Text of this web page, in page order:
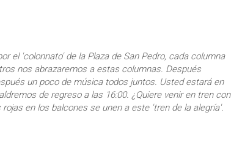
el 'colonnato' de la Plaza de San Pedro, cada columna
nos abrazaremos a estas columnas. Después
un poco de música todos juntos. Usted estará en
de regreso a las 16:00. ¿Quiere venir en tren con
en los balcones se unen a este 'tren de la alegría'.